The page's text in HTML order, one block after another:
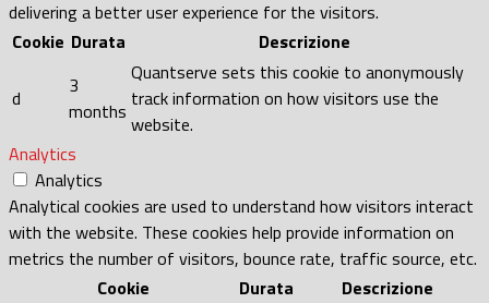
delivering a better user experience for the visitors.
Cookie Durata Descrizione
d
3
months
Quantserve sets this cookie to anonymously
track information on how visitors use the
website.
Analytics
Analytics
Analytical cookies are used to understand how visitors interact
with the website. These cookies help provide information on
metrics the number of visitors, bounce rate, traffic source, etc.
Cookie
Durata Descrizione